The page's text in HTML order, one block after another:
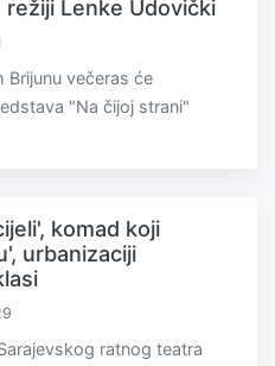
režiji Lenke Udovički
Brijunu večeras će
"Na čijoj strani"
komad koji
urbanizaciji
ratnog teatra